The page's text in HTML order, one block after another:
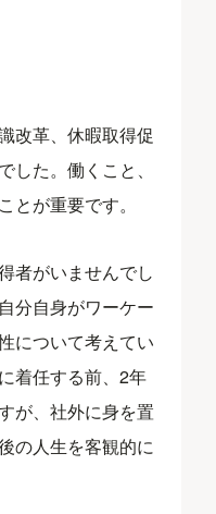
改革、休暇取得促
した。働くこと、
とが重要です。
者がいませんでし
分自身がワーケー
について考えてい
着任する前、2年
が、社外に身を置
の人生を客観的に